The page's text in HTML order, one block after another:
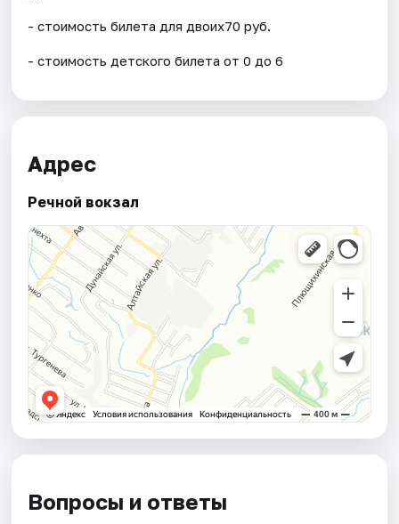
- стоимость билета для двоих70 руб.
- стоимость детского билета от 0 до 6
Адрес
Речной вокзал
Вопросы и ответы